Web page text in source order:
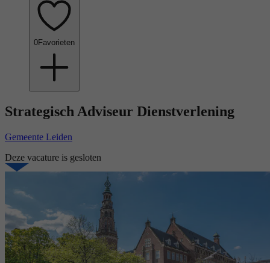
0Favorieten
Strategisch Adviseur Dienstverlening
Gemeente Leiden
Deze vacature is gesloten